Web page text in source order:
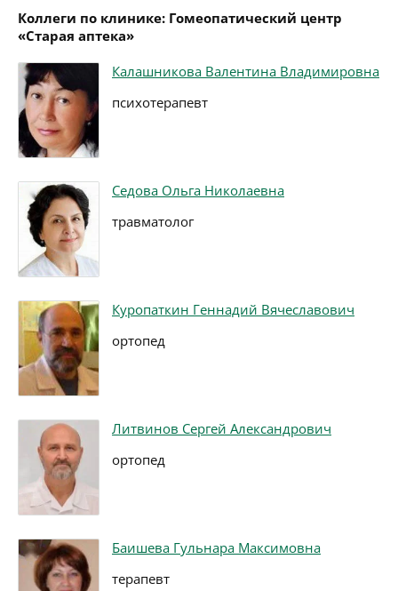
Коллеги по клинике: Гомеопатический центр
«Старая аптека»
Калашникова Валентина Владимировна
психотерапевт
Седова Ольга Николаевна
травматолог
Куропаткин Геннадий Вячеславович
ортопед
Литвинов Сергей Александрович
ортопед
Баишева Гульнара Максимовна
терапевт